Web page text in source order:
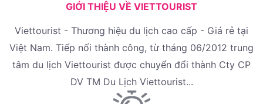
GIỚI THIỆU VỀ VIETTOURIST
Viettourist - Thương hiệu du lịch cao cấp - Giá rẻ tại
Việt Nam. Tiếp nối thành công, từ tháng 06/2012 trung
tâm du lịch Viettourist được chuyển đổi thành Cty CP
DV TM Du Lịch Viettourist...